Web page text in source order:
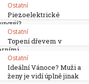
Ostatní
Piezoelektrické
Ostatní
Topení dřevem v
Ostatní
Ideální Vánoce? Muži a
ženy je vidí úplně jinak